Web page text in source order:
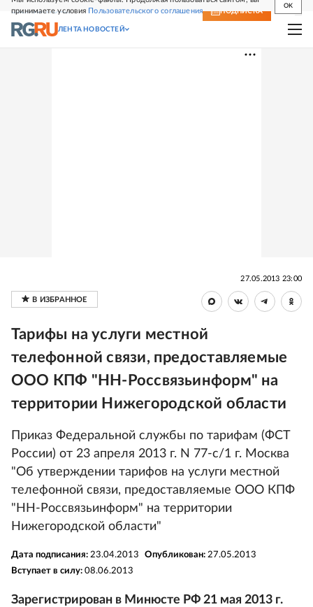
принимаете условия Пользовательского соглашения
OK
СВЕЖИЙ НОМЕР ПОДПИСКА
ЛЕНТА НОВОСТЕЙ
27.05.2013 23:00
Тарифы на услуги местной
телефонной связи, предоставляемые
ООО КПФ "НН-Россвязьинформ" на
территории Нижегородской области
Приказ Федеральной службы по тарифам (ФСТ
России) от 23 апреля 2013 г. N 77-с/1 г. Москва
"Об утверждении тарифов на услуги местной
телефонной связи, предоставляемые ООО КПФ
"НН-Россвязьинформ" на территории
Нижегородской области"
Дата подписания: 23.04.2013 Опубликован: 27.05.2013
Вступает в силу: 08.06.2013
Зарегистрирован в Минюсте РФ 21 мая 2013 г.